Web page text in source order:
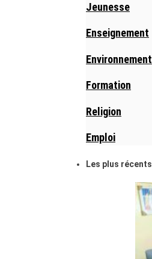
Jeunesse
Enseignement
Environnement
Formation
Religion
Emploi
Les plus récents